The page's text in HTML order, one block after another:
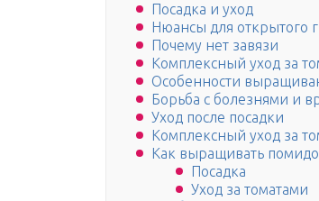
Посадка и уход
Нюансы для открытого
Почему нет завязи
Комплексный уход за
Особенности
Борьба с болезнями и
Уход после посадки
Комплексный уход за
Как выращивать
Посадка
Уход за томатами